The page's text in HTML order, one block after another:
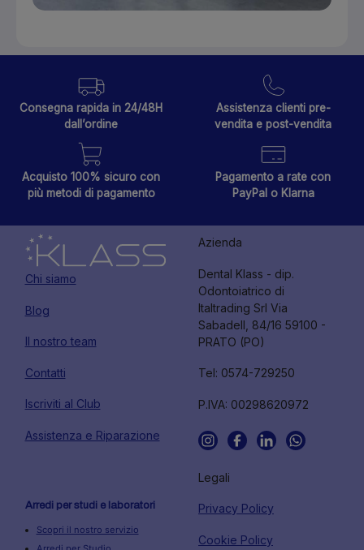
Consegna rapida in 24/48H
dall’ordine
Assistenza clienti pre-
vendita e post-vendita
Acquisto 100% sicuro con
più metodi di pagamento
Pagamento a rate con
PayPal o Klarna
Chi siamo
Blog
Il nostro team
Contatti
Iscriviti al Club
Assistenza e Riparazione
Azienda
Dental Klass - dip.
Odontoiatrico di
Italtrading Srl Via
Sabadell, 84/16 59100 -
PRATO (PO)
Tel: 0574-729250
P.IVA: 00298620972
Arredi per studi e laboratori
Scopri il nostro servizio
Legali
Privacy Policy
Cookie Policy